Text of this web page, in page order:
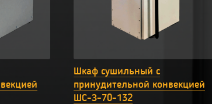
Шкаф сушильный с
принудительной конвекцией
ШС-З-70-132